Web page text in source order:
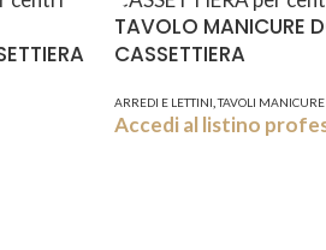
TAVOLO MANICURE
CASSETTIERA
ARREDI E LETTINI TAVOLI MANICURE
Accedi al listino